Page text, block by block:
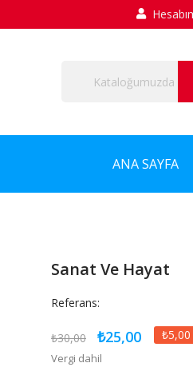
ANA SAYFA
Sanat Ve Hayat
Referans:
₺30,00 ₺25,00 ₺5,00
Vergi dahil